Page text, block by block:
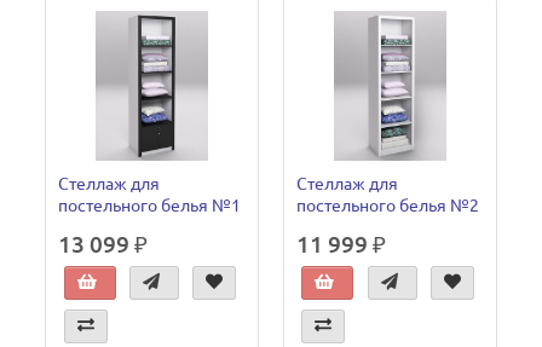
Стеллаж для
постельного белья №1
13 099 ₽
Стеллаж для
постельного белья №2
11 999 ₽